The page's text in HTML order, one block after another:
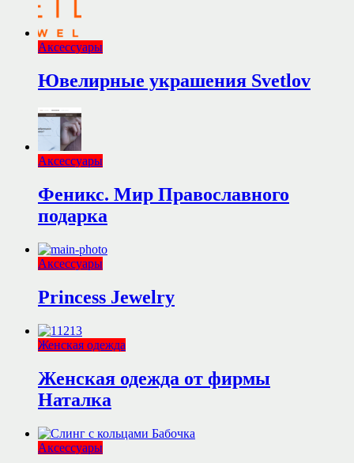
Аксессуары
Ювелирные украшения Svetlov
Аксессуары
Феникс. Мир Православного
подарка
Аксессуары
Princess Jewelry
Женская одежда
Женская одежда от фирмы
Наталка
Аксессуары